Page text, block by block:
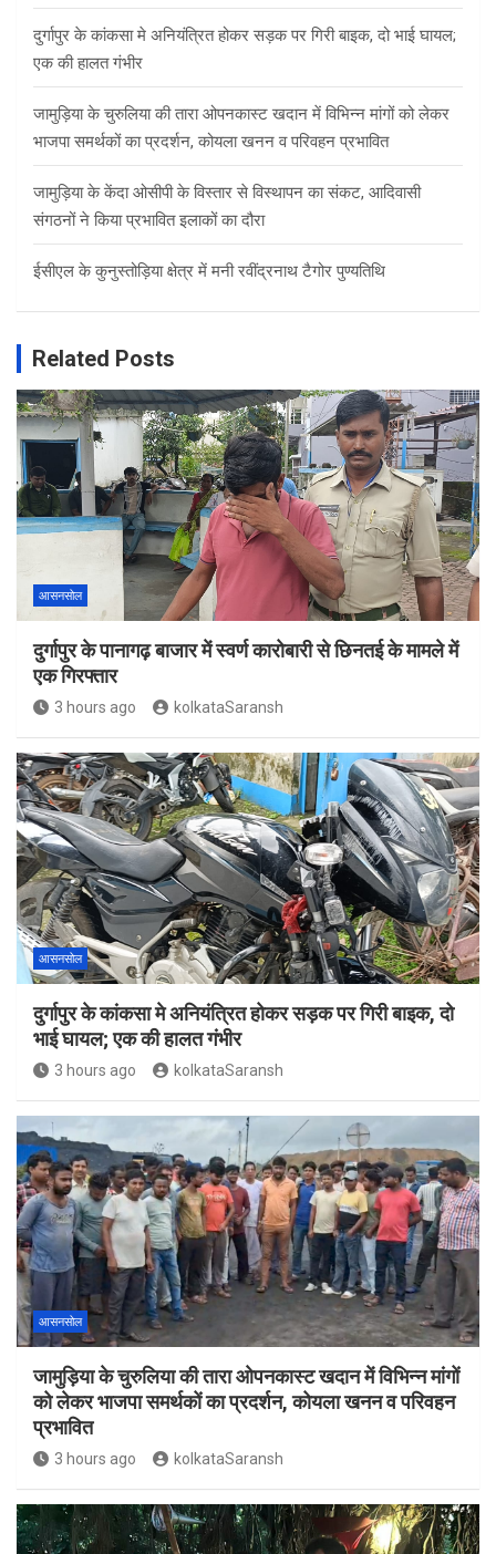
दुर्गापुर के कांकसा मे अनियंत्रित होकर सड़क पर गिरी बाइक, दो भाई घायल;
एक की हालत गंभीर
जामुड़िया के चुरुलिया की तारा ओपनकास्ट खदान में विभिन्न मांगों को लेकर
भाजपा समर्थकों का प्रदर्शन, कोयला खनन व परिवहन प्रभावित
जामुड़िया के केंदा ओसीपी के विस्तार से विस्थापन का संकट, आदिवासी
संगठनों ने किया प्रभावित इलाकों का दौरा
ईसीएल के कुनुस्तोड़िया क्षेत्र में मनी रवींद्रनाथ टैगोर पुण्यतिथि
Related Posts
आसनसोल
दुर्गापुर के पानागढ़ बाजार में स्वर्ण कारोबारी से छिनतई के मामले में
एक गिरफ्तार
3 hours ago kolkataSaransh
आसनसोल
दुर्गापुर के कांकसा मे अनियंत्रित होकर सड़क पर गिरी बाइक, दो
भाई घायल; एक की हालत गंभीर
3 hours ago kolkataSaransh
आसनसोल
जामुड़िया के चुरुलिया की तारा ओपनकास्ट खदान में विभिन्न मांगों
को लेकर भाजपा समर्थकों का प्रदर्शन, कोयला खनन व परिवहन
प्रभावित
3 hours ago kolkataSaransh